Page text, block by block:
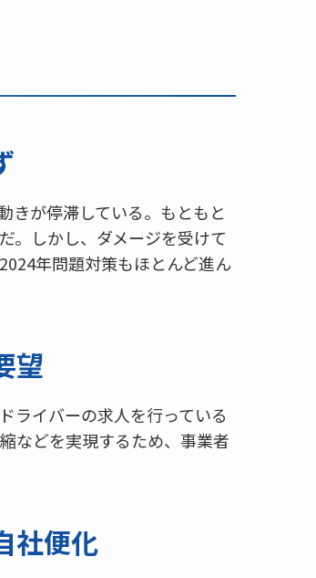
きが停滞している。もともと
。しかし、ダメージを受けて
年問題対策もほとんど進ん
望
ライバーの求人を行っている
などを実現するため、事業者
社便化